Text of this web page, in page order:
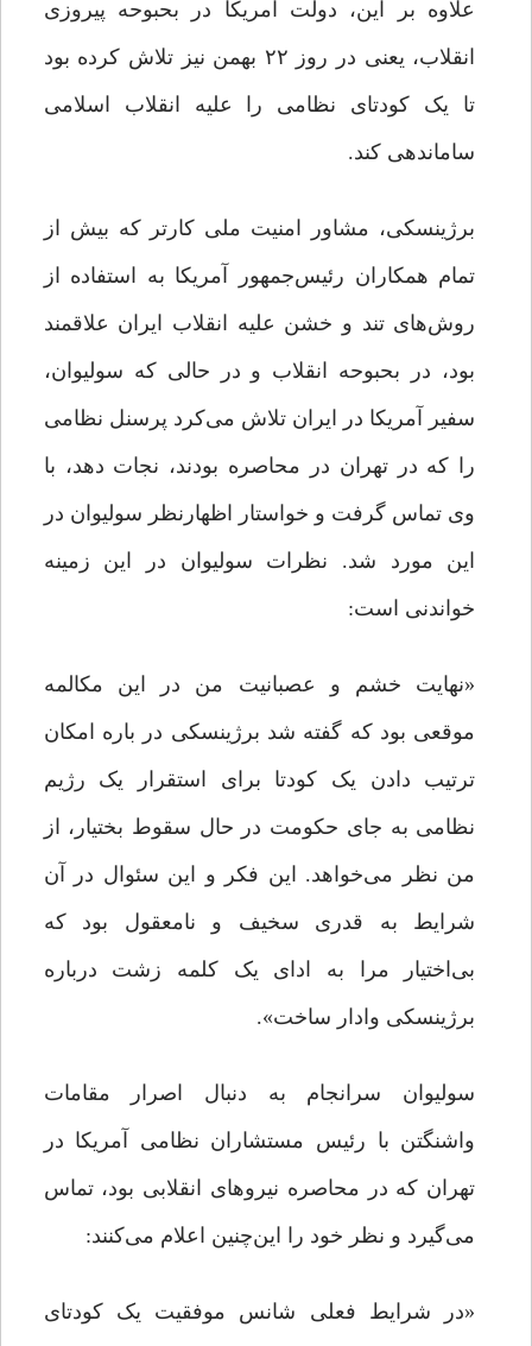
علاوه بر این، دولت آمریکا در بحبوحه پیروزی
انقلاب، یعنی در روز ۲۲ بهمن نیز تلاش کرده بود
تا یک کودتای نظامی را علیه انقلاب اسلامی
ساماندهی کند.
برژینسکی، مشاور امنیت ملی کارتر که بیش از
تمام همکاران رئیس‌جمهور آمریکا به استفاده از
روش‌های تند و خشن علیه انقلاب ایران علاقمند
بود، در بحبوحه انقلاب و در حالی که سولیوان،
سفیر آمریکا در ایران تلاش می‌کرد پرسنل نظامی
را که در تهران در محاصره بودند، نجات دهد، با
وی تماس گرفت و خواستار اظهارنظر سولیوان در
این مورد شد. نظرات سولیوان در این زمینه
خواندنی است:
«نهایت خشم و عصبانیت من در این مکالمه
موقعی بود که گفته شد برژینسکی در باره امکان
ترتیب دادن یک کودتا برای استقرار یک رژیم
نظامی به جای حکومت در حال سقوط بختیار، از
من نظر می‌خواهد. این فکر و این سئوال در آن
شرایط به قدری سخیف و نامعقول بود که
بی‌اختیار مرا به ادای یک کلمه زشت درباره
برژینسکی وادار ساخت».
سولیوان سرانجام به دنبال اصرار مقامات
واشنگتن با رئیس مستشاران نظامی آمریکا در
تهران که در محاصره نیروهای انقلابی بود، تماس
می‌گیرد و نظر خود را این‌چنین اعلام می‌کنند:
«در شرایط فعلی شانس موفقیت یک کودتای